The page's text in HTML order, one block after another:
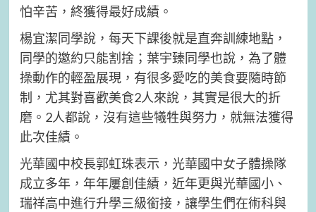
怕辛苦，終獲得最好成績。
楊宜潔同學說，每天下課後就是直奔訓練地點，
同學的邀約只能割捨；葉宇臻同學也說，為了體
操動作的輕盈展現，有很多愛吃的美食要隨時節
制，尤其對喜歡美食2人來說，其實是很大的折
磨。2人都說，沒有這些犧牲與努力，就無法獲得
此次佳績。
光華國中校長郭虹珠表示，光華國中女子體操隊
成立多年，年年屢創佳績，近年更與光華國小、
瑞祥高中進行升學三級銜接，讓學生們在術科與